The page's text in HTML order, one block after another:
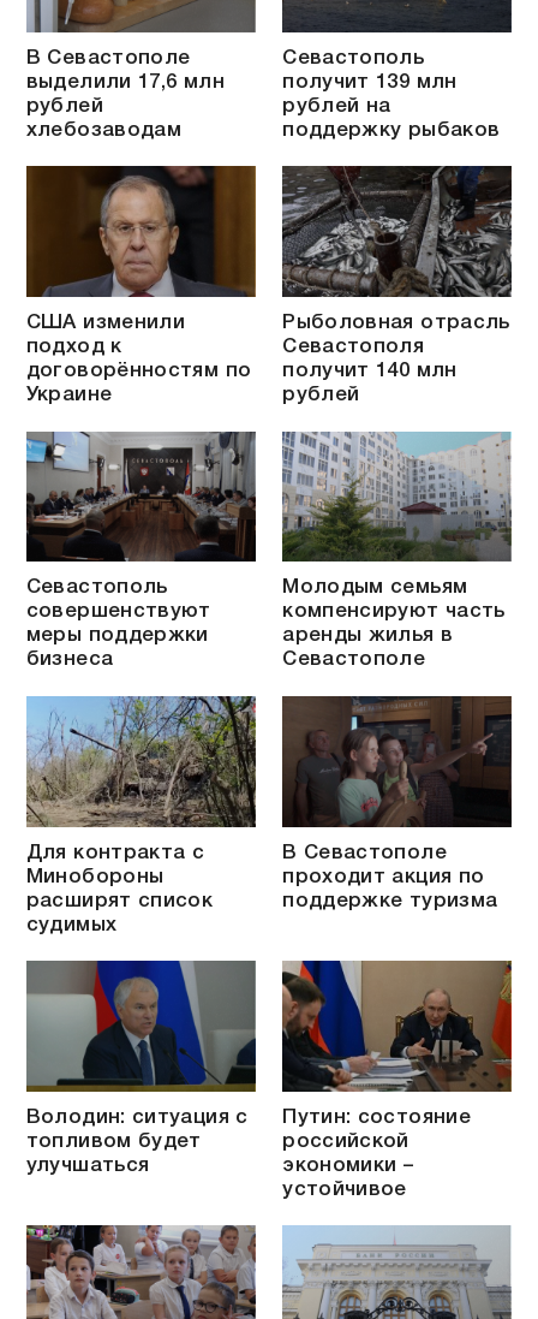
В Севастополе
выделили 17,6 млн
рублей
хлебозаводам
Севастополь
получит 139 млн
рублей на
поддержку рыбаков
США изменили
подход к
договорённостям по
Украине
Рыболовная отрасль
Севастополя
получит 140 млн
рублей
Севастополь
совершенствуют
меры поддержки
бизнеса
Молодым семьям
компенсируют часть
аренды жилья в
Севастополе
Для контракта с
Минобороны
расширят список
судимых
В Севастополе
проходит акция по
поддержке туризма
Володин: ситуация с
топливом будет
улучшаться
Путин: состояние
российской
экономики –
устойчивое